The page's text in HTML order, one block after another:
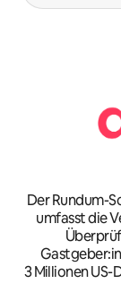
Der Rundum-
umfasst die
3 Millionen